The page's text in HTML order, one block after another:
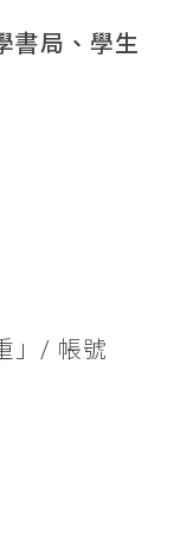
書局、學生
」/ 帳號